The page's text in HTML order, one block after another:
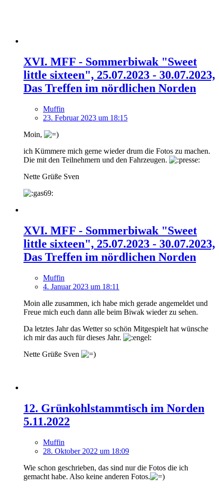
XVI. MFF - Sommerbiwak "Sweet
little sixteen", 25.07.2023 - 30.07.2023,
Das Treffen im nördlichen Norden
Muffin
23. Februar 2023 um 18:15
Moin,
ich Kümmere mich gerne wieder drum die Fotos zu machen.
Die mit den Teilnehmern und den Fahrzeugen.
Nette Grüße Sven
XVI. MFF - Sommerbiwak "Sweet
little sixteen", 25.07.2023 - 30.07.2023,
Das Treffen im nördlichen Norden
Muffin
4. Januar 2023 um 18:11
Moin alle zusammen, ich habe mich gerade angemeldet und
Freue mich euch dann alle beim Biwak wieder zu sehen.
Da letztes Jahr das Wetter so schön Mitgespielt hat wünsche
ich mir das auch für dieses Jahr.
Nette Grüße Sven
12. Grünkohlstammtisch im Norden
5.11.2022
Muffin
28. Oktober 2022 um 18:09
Wie schon geschrieben, das sind nur die Fotos die ich
gemacht habe. Also keine anderen Fotos.